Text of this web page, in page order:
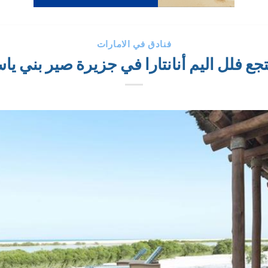
فنادق في الامارات
فلل اليم أنانتارا في جزيرة صير بني